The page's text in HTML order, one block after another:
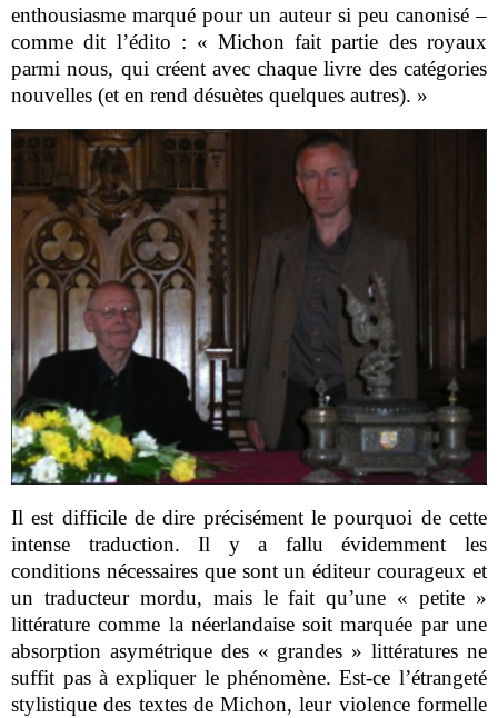
enthousiasme marqué pour un auteur si peu canonisé –
comme dit l’édito : « Michon fait partie des royaux
parmi nous, qui créent avec chaque livre des catégories
nouvelles (et en rend désuètes quelques autres). »
Il est difficile de dire précisément le pourquoi de cette
intense traduction. Il y a fallu évidemment les
conditions nécessaires que sont un éditeur courageux et
un traducteur mordu, mais le fait qu’une « petite »
littérature comme la néerlandaise soit marquée par une
absorption asymétrique des « grandes » littératures ne
suffit pas à expliquer le phénomène. Est-ce l’étrangeté
stylistique des textes de Michon, leur violence formelle